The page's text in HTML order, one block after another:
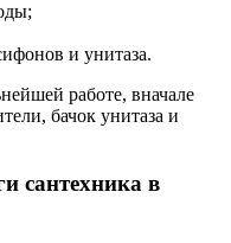
и унитаза.
работе, вначале
бачок унитаза и
сантехника в